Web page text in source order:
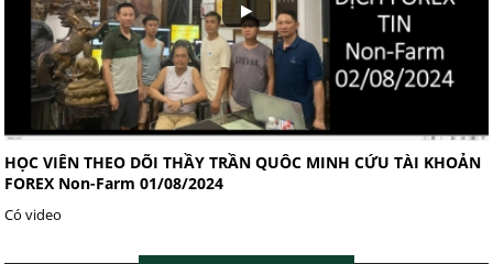
HỌC VIÊN THEO DÕI THẦY TRẦN QUÔC MINH CỨU TÀI KHOẢN
FOREX Non-Farm 01/08/2024
Có video